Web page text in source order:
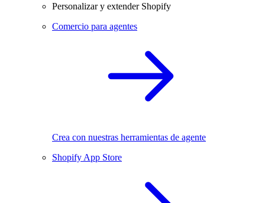
Personalizar y extender Shopify
Comercio para agentes
Crea con nuestras herramientas de agente
Shopify App Store